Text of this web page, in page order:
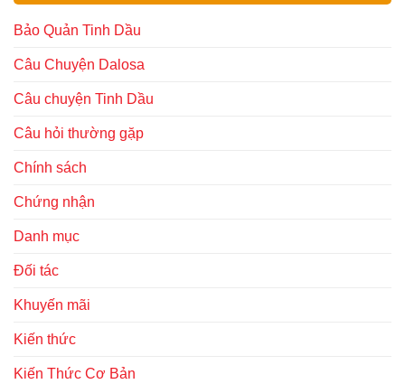
Bảo Quản Tinh Dầu
Câu Chuyện Dalosa
Câu chuyện Tinh Dầu
Câu hỏi thường gặp
Chính sách
Chứng nhận
Danh mục
Đối tác
Khuyến mãi
Kiến thức
Kiến Thức Cơ Bản